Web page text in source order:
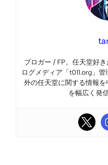
ブロガー / FP。任天堂好
ログメディア「t011.org」
外の任天堂に関する情報
を幅広く発